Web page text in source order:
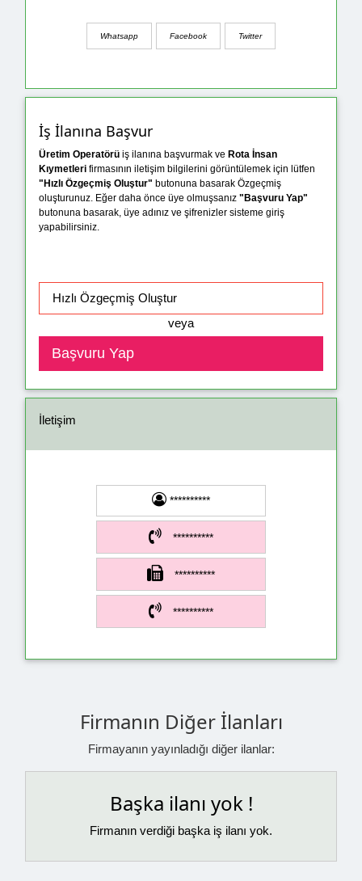
Whatsapp Facebook Twitter
İş İlanına Başvur
Üretim Operatörü iş ilanına başvurmak ve Rota İnsan
Kıymetleri firmasının iletişim bilgilerini görüntülemek için lütfen
"Hızlı Özgeçmiş Oluştur" butonuna basarak Özgeçmiş
oluşturunuz. Eğer daha önce üye olmuşsanız "Başvuru Yap"
butonuna basarak, üye adınız ve şifrenizler sisteme giriş
yapabilirsiniz.
veya
İletişim
**********
**********
**********
**********
Firmanın Diğer İlanları
Firmayanın yayınladığı diğer ilanlar:
Başka ilanı yok !
Firmanın verdiği başka iş ilanı yok.